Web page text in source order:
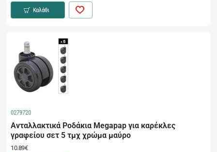
Καλάθι
0279720
Ανταλλακτικά Ροδάκια Megapap για καρέκλες
γραφείου σετ 5 τμχ χρώμα μαύρο
10.89€